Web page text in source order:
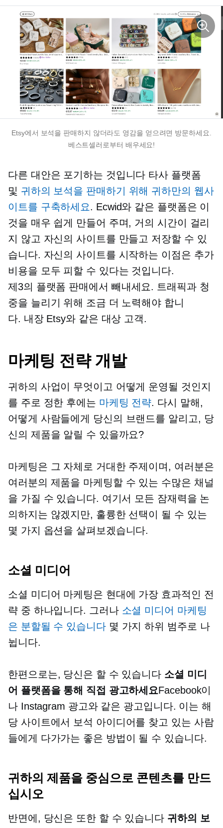
Etsy에서 보석을 판매하지 않더라도 영감을 얻으려면 방문하세요.
베스트셀러로부터 배우세요!
다른 대안은 포기하는 것입니다 타사 플랫폼
및 귀하의 보석을 판매하기 위해 귀하만의 웹사
이트를 구축하세요. Ecwid와 같은 플랫폼은 이
것을 매우 쉽게 만들어 주며, 거의 시간이 걸리
지 않고 자신의 사이트를 만들고 저장할 수 있
습니다. 자신의 사이트를 시작하는 이점은 추가
비용을 모두 피할 수 있다는 것입니다.
제3의 플랫폼 판매에서 빼내세요. 트래픽과 청
중을 늘리기 위해 조금 더 노력해야 합니
다. 내장Etsy와 같은 대상 고객.
마케팅 전략 개발
귀하의 사업이 무엇이고 어떻게 운영될 것인지
를 주로 정한 후에는 마케팅 전략. 다시 말해,
어떻게 사람들에게 당신의 브랜드를 알리고, 당
신의 제품을 알릴 수 있을까요?
마케팅은 그 자체로 거대한 주제이며, 여러분은
여러분의 제품을 마케팅할 수 있는 수많은 채널
을 가질 수 있습니다. 여기서 모든 잠재력을 논
의하지는 않겠지만, 훌륭한 선택이 될 수 있는
몇 가지 옵션을 살펴보겠습니다.
소셜 미디어
소셜 미디어 마케팅은 현대에 가장 효과적인 전
략 중 하나입니다. 그러나 소셜 미디어 마케팅
은 분할될 수 있습니다몇 가지 하위 범주로 나
뉩니다.
한편으로는, 당신은 할 수 있습니다 소셜 미디
어 플랫폼을 통해 직접 광고하세요Facebook이
나 Instagram 광고와 같은 광고입니다. 이는 해
당 사이트에서 보석 아이디어를 찾고 있는 사람
들에게 다가가는 좋은 방법이 될 수 있습니다.
귀하의 제품을 중심으로 콘텐츠를 만드
십시오
반면에, 당신은 또한 할 수 있습니다 귀하의 보